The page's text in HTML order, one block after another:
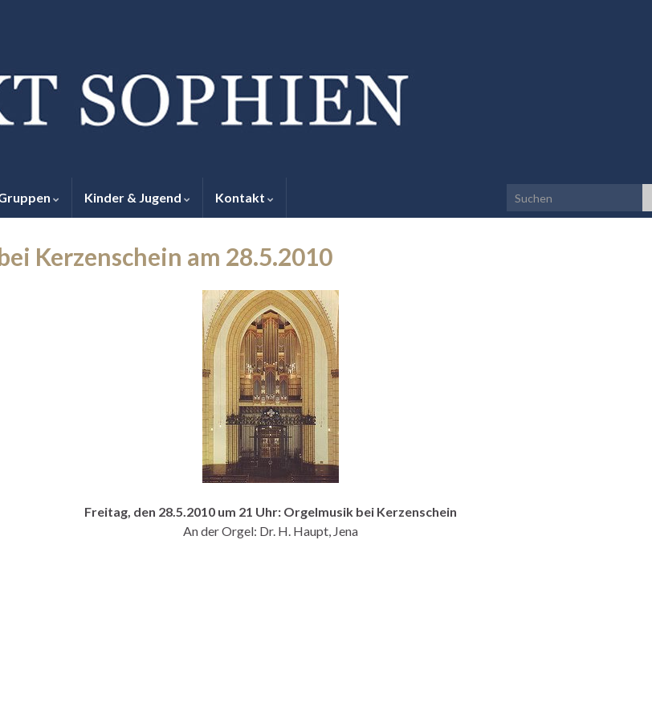
Kinder & Jugend Kontakt Search for:
Kerzenschein am 28.5.2010
Freitag, den 28.5.2010 um 21 Uhr: Orgelmusik bei Kerzenschein
An der Orgel: Dr. H. Haupt, Jena